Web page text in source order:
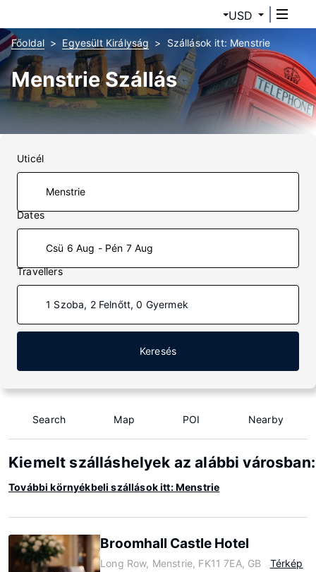
USD
Főoldal Egyesült Királyság Szállások itt: Menstrie
Menstrie Szállás
Uticél
Dates
Csü 6 Aug - Pén 7 Aug
Travellers
1 Szoba, 2 Felnőtt, 0 Gyermek
Keresés
Search Map POI Nearby
Kiemelt szálláshelyek az alábbi
További környékbeli szállások itt: Menstrie
Broomhall Castle Hotel
Long Row, Menstrie, FK11 7EA, GB
Térkép